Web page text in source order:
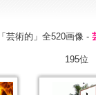
「芸術的」全520画像 -
195位